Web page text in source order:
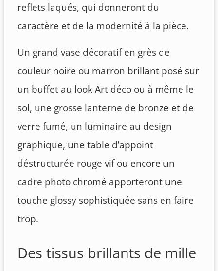
reflets laqués, qui donneront du
caractère et de la modernité à la pièce.
Un grand vase décoratif en grès de
couleur noire ou marron brillant posé sur
un buffet au look Art déco ou à même le
sol, une grosse lanterne de bronze et de
verre fumé, un luminaire au design
graphique, une table d’appoint
déstructurée rouge vif ou encore un
cadre photo chromé apporteront une
touche glossy sophistiquée sans en faire
trop.
Des tissus brillants de mille